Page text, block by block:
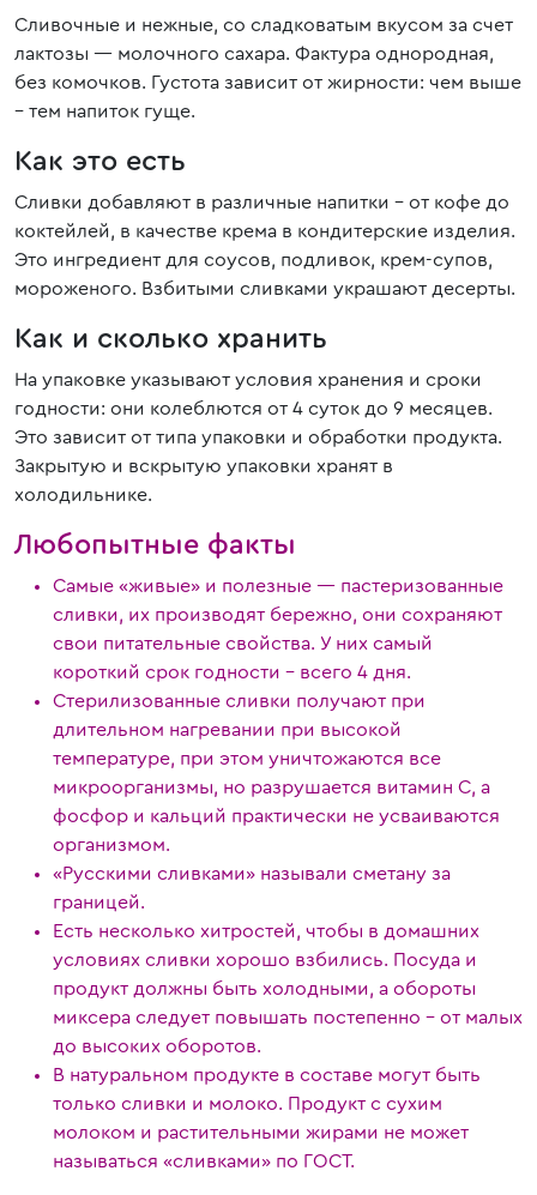
Сливочные и нежные, со сладковатым вкусом за счет
лактозы — молочного сахара. Фактура однородная,
без комочков. Густота зависит от жирности: чем выше
– тем напиток гуще.
Как это есть
Сливки добавляют в различные напитки – от кофе до
коктейлей, в качестве крема в кондитерские изделия.
Это ингредиент для соусов, подливок, крем-супов,
мороженого. Взбитыми сливками украшают десерты.
Как и сколько хранить
На упаковке указывают условия хранения и сроки
годности: они колеблются от 4 суток до 9 месяцев.
Это зависит от типа упаковки и обработки продукта.
Закрытую и вскрытую упаковки хранят в
холодильнике.
Любопытные факты
Самые «живые» и полезные — пастеризованные
сливки, их производят бережно, они сохраняют
свои питательные свойства. У них самый
короткий срок годности – всего 4 дня.
Стерилизованные сливки получают при
длительном нагревании при высокой
температуре, при этом уничтожаются все
микроорганизмы, но разрушается витамин С, а
фосфор и кальций практически не усваиваются
организмом.
«Русскими сливками» называли сметану за
границей.
Есть несколько хитростей, чтобы в домашних
условиях сливки хорошо взбились. Посуда и
продукт должны быть холодными, а обороты
миксера следует повышать постепенно – от малых
до высоких оборотов.
В натуральном продукте в составе могут быть
только сливки и молоко. Продукт с сухим
молоком и растительными жирами не может
называться «сливками» по ГОСТ.